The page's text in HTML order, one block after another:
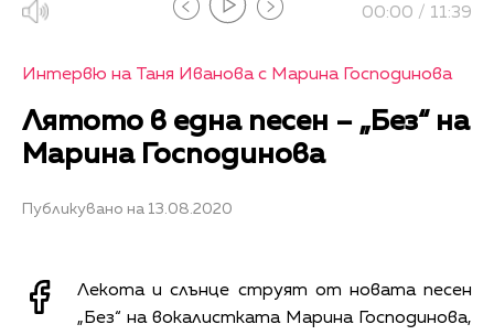
00:00 / 11:39
Интервю на Таня Иванова с Марина Господинова
Лятото в една песен – „Без“ на
Марина Господинова
Публикувано на 13.08.2020
Лекота и слънце струят от новата песен
„Без“ на вокалистката Марина Господинова,